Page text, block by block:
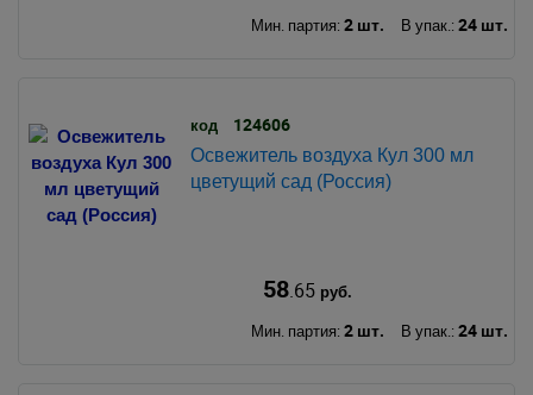
Мин. партия: 2 шт. В упак.: 24 шт.
код 124606
Освежитель воздуха Кул 300 мл
цветущий сад (Россия)
58.65руб.
Мин. партия: 2 шт. В упак.: 24 шт.